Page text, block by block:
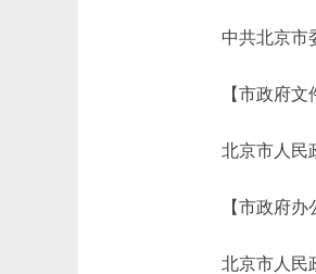
中共北京市委
【市政府文
北京市人民政
【市政府办公
北京市人民政